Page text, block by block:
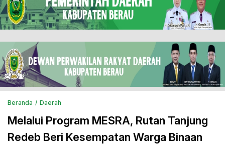
Beranda Daerah
Melalui Program MESRA, Rutan Tanjung
Redeb Beri Kesempatan Warga Binaan